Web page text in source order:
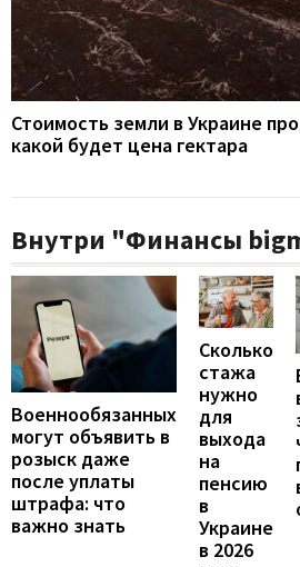
Стоимость земли в Украине
какой будет цена гектара
Внутри "Финансы
Военнообязанных
могут объявить в
розыск даже
после уплаты
штрафа: что
важно знать
Сколько
стажа
нужно
для
выхода
на
пенсию
в
Украине
в 2026